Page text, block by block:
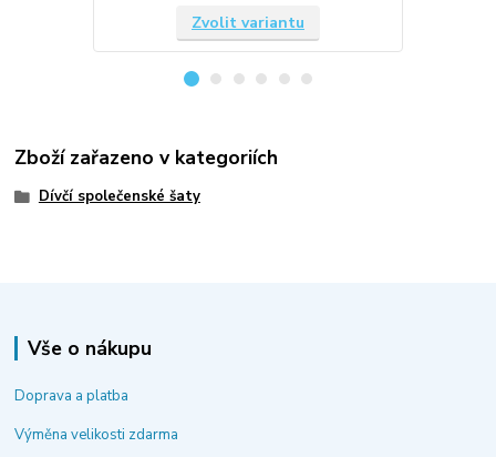
Zvolit variantu
Zboží zařazeno v kategoriích
Dívčí společenské šaty
Vše o nákupu
Doprava a platba
Výměna velikosti zdarma